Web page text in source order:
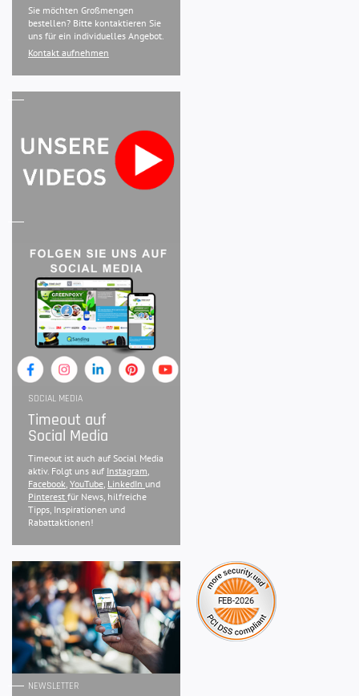
Sie möchten Großmengen
bestellen? Bitte kontaktieren Sie
uns für ein individuelles Angebot.
Kontakt aufnehmen
SOCIAL MEDIA
Timeout auf
Social Media
Timeout ist auch auf Social Media
aktiv. Folgt uns auf Instagram,
Facebook, YouTube, LinkedIn und
Pinterest für News, hilfreiche
Tipps, Inspirationen und
Rabattaktionen!
NEWSLETTER